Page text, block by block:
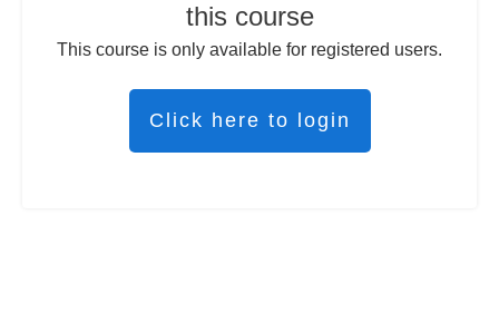
this course
This course is only available for registered users.
Click here to login